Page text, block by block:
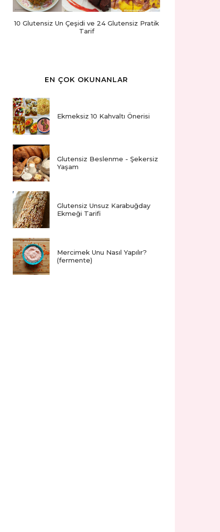
10 Glutensiz Un Çeşidi ve 24 Glutensiz Pratik
Tarif
EN ÇOK OKUNANLAR
Ekmeksiz 10 Kahvaltı Önerisi
Glutensiz Beslenme - Şekersiz
Yaşam
Glutensiz Unsuz Karabuğday
Ekmeği Tarifi
Mercimek Unu Nasıl Yapılır?
(fermente)